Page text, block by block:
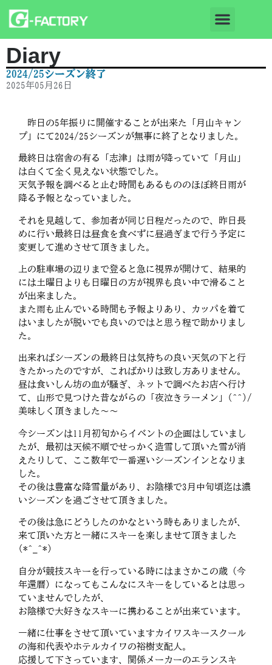
Diary
2024/25シーズン終了
2025年05月26日
昨日の5年振りに開催することが出来た「月山キャン
プ」にて2024/25シーズンが無事に終了となりました。
最終日は宿舎の有る「志津」は雨が降っていて「月山」
は白くて全く見えない状態でした。
天気予報を調べると止む時間もあるもののほぼ終日雨が
降る予報となっていました。
それを見越して、参加者が同じ日程だったので、昨日長
めに行い最終日は昼食を食べずに昼過ぎまで行う予定に
変更して進めさせて頂きました。
上の駐車場の辺りまで登ると急に視界が開けて、結果的
には土曜日よりも日曜日の方が視界も良い中で滑ること
が出来ました。
また雨も止んでいる時間も予報よりあり、カッパを着て
はいましたが脱いでも良いのではと思う程で助かりまし
た。
出来ればシーズンの最終日は気持ちの良い天気の下と行
きたかったのですが、こればかりは致し方ありません。
昼は食いしん坊の血が騒ぎ、ネットで調べたお店へ行け
て、山形で見つけた昔ながらの「夜泣きラーメン」(^^)/
美味しく頂きました～～
今シーズンは11月初旬からイベントの企画はしていまし
たが、最初は天候不順でせっかく造雪して頂いた雪が消
えたりして、ここ数年で一番遅いシーズンインとなりま
した。
その後は豊富な降雪量があり、お陰様で3月中旬頃迄は濃
いシーズンを過ごさせて頂きました。
その後は急にどうしたのかなという時もありましたが、
来て頂いた方と一緒にスキーを楽しませて頂きました
(*^_^*)
自分が競技スキーを行っている時にはまさかこの歳（今
年還暦）になってもこんなにスキーをしているとは思っ
ていませんでしたが、
お陰様で大好きなスキーに携わることが出来ています。
一緒に仕事をさせて頂いていますカイワスキースクール
の海和代表やホテルカイワの裕樹支配人。
応援して下さっています、関係メーカーのエランスキ